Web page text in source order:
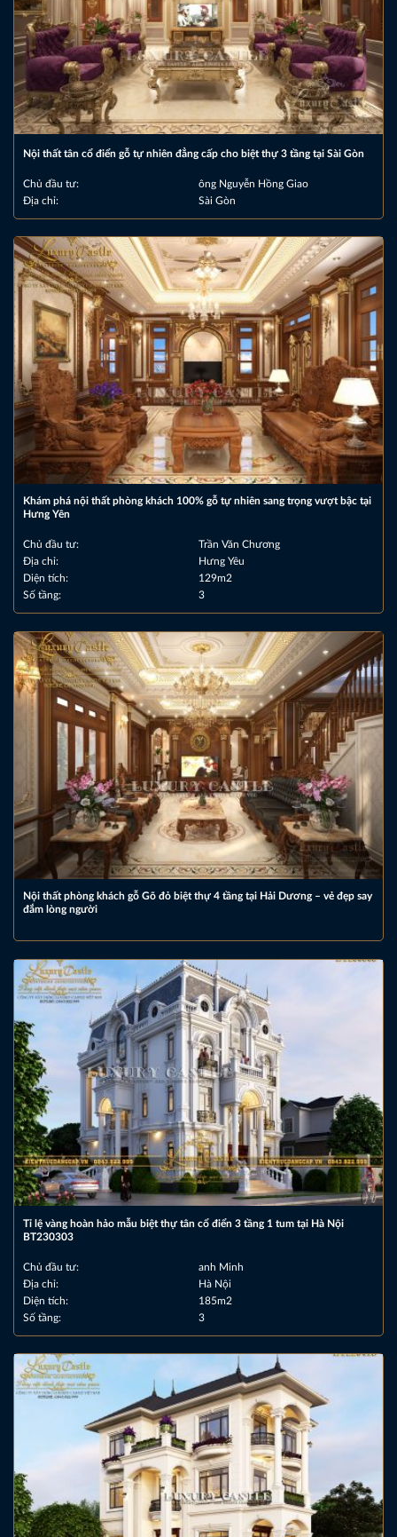
Nội thất tân cổ điển gỗ tự nhiên đẳng cấp cho biệt thự 3 tầng tại Sài Gòn
Chủ đầu tư:
ông Nguyễn Hồng Giao
Địa chỉ:
Sài Gòn
Khám phá nội thất phòng khách 100% gỗ tự nhiên sang trọng vượt bậc tại
Hưng Yên
Chủ đầu tư:
Trần Văn Chương
Địa chỉ:
Hưng Yêu
Diện tích:
129m2
Số tầng:
3
Nội thất phòng khách gỗ Gõ đỏ biệt thự 4 tầng tại Hải Dương – vẻ đẹp say
đắm lòng người
Tỉ lệ vàng hoàn hảo mẫu biệt thự tân cổ điển 3 tầng 1 tum tại Hà Nội
BT230303
Chủ đầu tư:
anh Minh
Địa chỉ:
Hà Nội
Diện tích:
185m2
Số tầng:
3